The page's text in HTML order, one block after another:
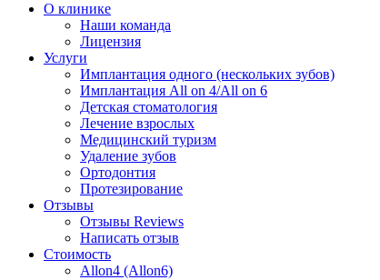
О клинике
Наши команда
Лицензия
Услуги
Имплантация одного (нескольких зубов)
Имплантация All on 4/All on 6
Детская стоматология
Лечение взрослых
Медицинский туризм
Удаление зубов
Ортодонтия
Протезирование
Отзывы
Отзывы Reviews
Написать отзыв
Стоимость
Allon4 (Allon6)